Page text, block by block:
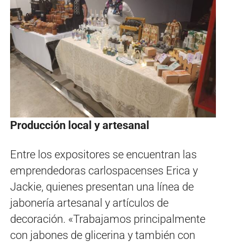
Producción local y artesanal
Entre los expositores se encuentran las
emprendedoras carlospacenses Erica y
Jackie, quienes presentan una línea de
jabonería artesanal y artículos de
decoración. «Trabajamos principalmente
con jabones de glicerina y también con